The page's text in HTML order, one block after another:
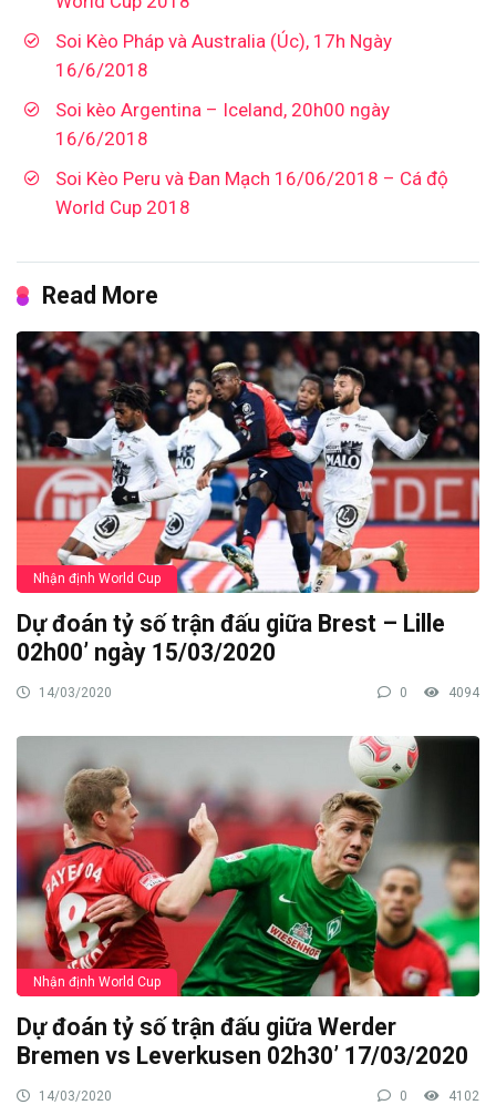
Soi Kèo Pháp và Australia (Úc), 17h Ngày
16/6/2018
Soi kèo Argentina – Iceland, 20h00 ngày
16/6/2018
Soi Kèo Peru và Đan Mạch 16/06/2018 – Cá độ
World Cup 2018
Read More
Nhận định World Cup
Dự đoán tỷ số trận đấu giữa Brest – Lille
02h00’ ngày 15/03/2020
14/03/2020 0 4094
Nhận định World Cup
Dự đoán tỷ số trận đấu giữa Werder
Bremen vs Leverkusen 02h30’ 17/03/2020
14/03/2020 0 4102